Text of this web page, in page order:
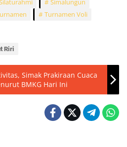
Simalungun
Turnamen Voli
Riri
Simak Prakiraan Cuaca
BMKG Hari Ini